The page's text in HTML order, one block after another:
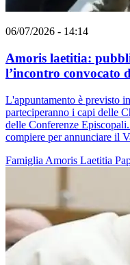
06/07/2026 - 14:14
Amoris laetitia:
l’incontro convocato
L'appuntamento è previsto
parteciperanno i capi delle
delle Conferenze
compiere per annunciare il
Famiglia Amoris Laetitia